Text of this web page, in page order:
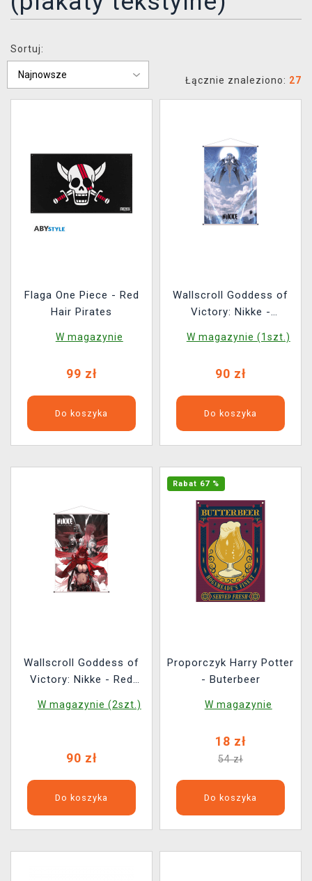
XZONE KLUB
Sortuj:
Łącznie znaleziono: 27
Flaga One Piece - Red
Hair Pirates
W magazynie
99 zł
Do koszyka
Wallscroll Goddess of
Victory: Nikke -
W magazynie (1szt.)
90 zł
Do koszyka
Wallscroll Goddess of
Victory: Nikke - Red
Scarlet, Dorothy &
W magazynie (2szt.)
90 zł
Do koszyka
Rabat 67 %
Proporczyk Harry Potter
- Buterbeer
W magazynie
18 zł
54 zł
Do koszyka